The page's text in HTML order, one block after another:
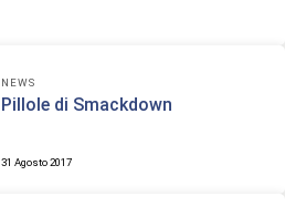
NEWS
Pillole di Smackdown
31 Agosto 2017